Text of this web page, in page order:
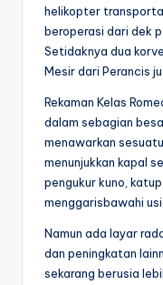
helikopter
beroperasi dari dek
Setidaknya dua
Mesir dari Perancis
Rekaman Kelas
dalam sebagian
menawarkan
menunjukkan kapal
pengukur kuno,
menggarisbawahi
Namun ada layar
dan peningkatan
sekarang berusia